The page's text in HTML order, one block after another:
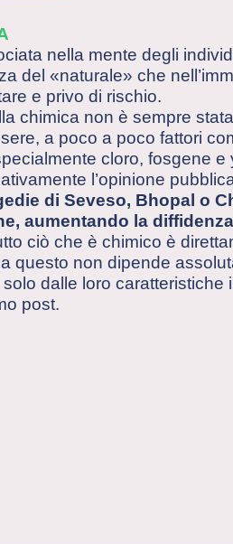
nella mente degli
del «naturale» che
e privo di rischio.
chimica non è sempre
a poco a poco fattori
cloro, fosgene e
l’opinione
di Seveso, Bhopal o
aumentando la
ciò che è chimico è
questo non dipende
dalle loro caratteristiche
post.